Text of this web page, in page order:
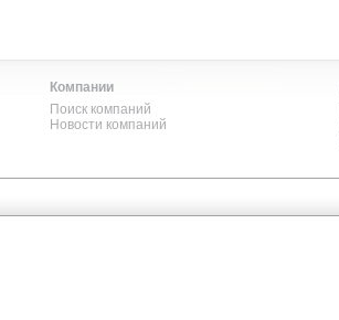
Компании
Поиск компаний
Новости компаний